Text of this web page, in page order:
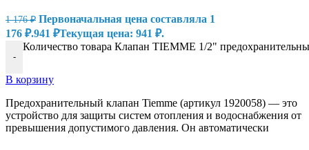
1 176₽ Первоначальная цена составляла 1
176 ₽.941 ₽Текущая цена: 941 ₽.
-
Количество товара Клапан TIEMME 1/2"
В корзину
Предохранительный клапан Tiemme (артикул 1920058) — это
устройство для защиты систем отопления и водоснабжения от
превышения допустимого давления. Он автоматически